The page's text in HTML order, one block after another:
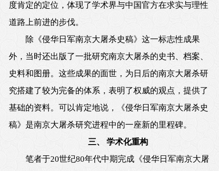
度肯定的定位，体现了学术界与中国官方在求实与理性
道路上前进的步伐。
除《侵华日军南京大屠杀史稿》这一标志性成果
外，当时还出版了一批研究南京大屠杀的史书、档案、
史料和图册。这些成果的面世，为日后的南京大屠杀研
究搭建了较为完备的体系，表明了权威的观点，提供了
基础的资料。可以肯定地说，《侵华日军南京大屠杀史
稿》是南京大屠杀研究进程中的一座新的里程碑。
三、 学术化重构
笔者于20世纪80年代中期完成《侵华日军南京大屠